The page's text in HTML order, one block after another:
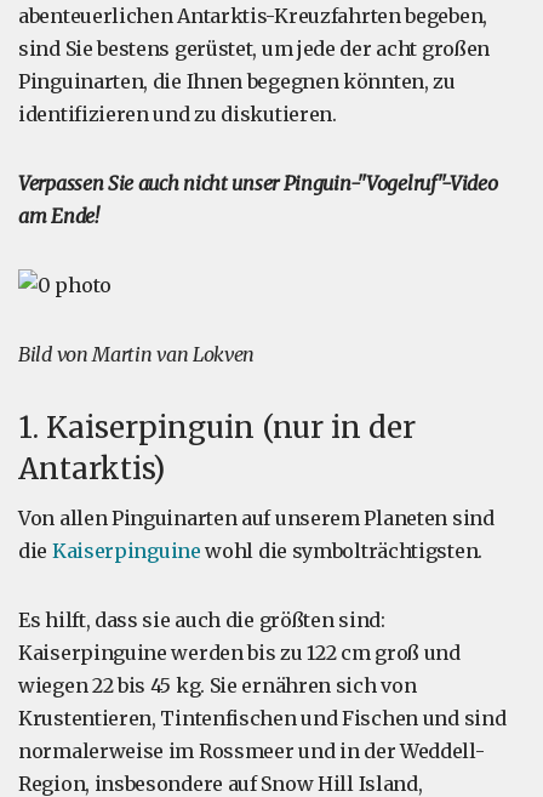
abenteuerlichen Antarktis-Kreuzfahrten begeben,
sind Sie bestens gerüstet, um jede der acht großen
Pinguinarten, die Ihnen begegnen könnten, zu
identifizieren und zu diskutieren.
Verpassen Sie auch nicht unser Pinguin-"Vogelruf"-Video
am Ende!
Bild von Martin van Lokven
1. Kaiserpinguin (nur in der
Antarktis)
Von allen Pinguinarten auf unserem Planeten sind
die Kaiserpinguine wohl die symbolträchtigsten.
Es hilft, dass sie auch die größten sind:
Kaiserpinguine werden bis zu 122 cm groß und
wiegen 22 bis 45 kg. Sie ernähren sich von
Krustentieren, Tintenfischen und Fischen und sind
normalerweise im Rossmeer und in der Weddell-
Region, insbesondere auf Snow Hill Island,